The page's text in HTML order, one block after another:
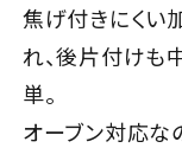
焦げ付きにくい
れ、後片付けも
単。
オーブン対応な